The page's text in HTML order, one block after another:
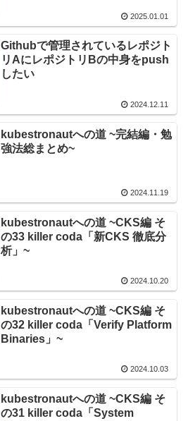
2025.01.01
Githubで管理されているレポジト
リAにレポジトリBの中身をpush
したい
2024.12.11
kubestronautへの道 ~完結編・勉
強法総まとめ~
2024.11.19
kubestronautへの道 ~CKS編 そ
の33 killer coda「新CKS 徹底分
析」~
2024.10.20
kubestronautへの道 ~CKS編 そ
の32 killer coda「Verify Platform
Binaries」~
2024.10.03
kubestronautへの道 ~CKS編 そ
の31 killer coda「System